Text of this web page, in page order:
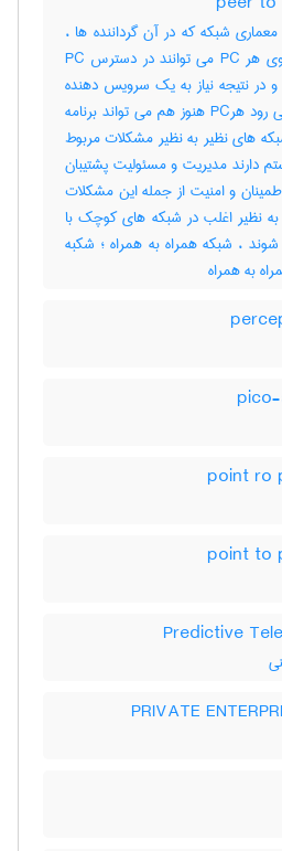
شبکه که در آن گرداننده ها ،
پرونده هاو چاپگرهای بر روی هر PC می توانند در دسترس PC
و در نتیجه نیاز به یک سرویس دهنده
پرونده اختصاصی از بین می رود هرPC هنوز هم می تواند برنامه
های نظیر به نظیر مشکلات مربوط
دارند مدیریت و مسئولیت پشتیبان
و امنیت از جمله این مشکلات
نظیر اغلب در شبکه های کوچک با
شوند ، شبکه همراه به همراه ؛ شکبه
به همراه